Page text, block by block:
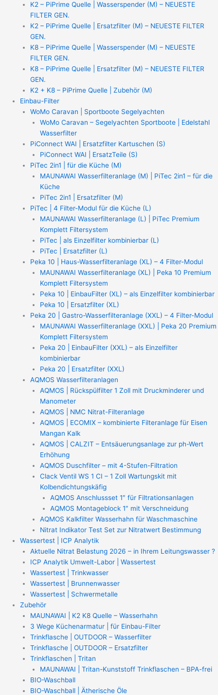
K2 – PiPrime Quelle | Wasserspender (M) – NEUESTE
FILTER GEN.
K2 – PiPrime Quelle | Ersatzfilter (M) – NEUESTE FILTER
GEN.
K8 – PiPrime Quelle | Wasserspender (M) – NEUESTE
FILTER GEN.
K8 – PiPrime Quelle | Ersatzfilter (M) – NEUESTE FILTER
GEN.
K2 + K8 – PiPrime Quelle | Zubehör (M)
Einbau-Filter
WoMo Caravan | Sportboote Segelyachten
WoMo Caravan – Segelyachten Sportboote | Edelstahl
Wasserfilter
PiConnect WAI | Ersatzfilter Kartuschen (S)
PiConnect WAI | ErsatzTeile (S)
PiTec 2in1 | für die Küche (M)
MAUNAWAI Wasserfilteranlage (M) | PiTec 2in1 – für die
Küche
PiTec 2in1 | Ersatzfilter (M)
PiTec | 4 Filter-Modul für die Küche (L)
MAUNAWAI Wasserfilteranlage (L) | PiTec Premium
Komplett Filtersystem
PiTec | als Einzelfilter kombinierbar (L)
PiTec | Ersatzfilter (L)
Peka 10 | Haus-Wasserfilteranlage (XL) – 4 Filter-Modul
MAUNAWAI Wasserfilteranlage (XL) | Peka 10 Premium
Komplett Filtersystem
Peka 10 | EinbauFilter (XL) – als Einzelfilter kombinierbar
Peka 10 | Ersatzfilter (XL)
Peka 20 | Gastro-Wasserfilteranlage (XXL) – 4 Filter-Modul
MAUNAWAI Wasserfilteranlage (XXL) | Peka 20 Premium
Komplett Filtersystem
Peka 20 | EinbauFilter (XXL) – als Einzelfilter
kombinierbar
Peka 20 | Ersatzfilter (XXL)
AQMOS Wasserfilteranlagen
AQMOS | Rückspülfilter 1 Zoll mit Druckminderer und
Manometer
AQMOS | NMC Nitrat-Filteranlage
AQMOS | ECOMIX – kombinierte Filteranlage für Eisen
Mangan Kalk
AQMOS | CALZIT – Entsäuerungsanlage zur ph-Wert
Erhöhung
AQMOS Duschfilter – mit 4-Stufen-Filtration
Clack Ventil WS 1 CI – 1 Zoll Wartungskit mit
Kolbendichtungskäfig
AQMOS Anschlussset 1″ für Filtrationsanlagen
AQMOS Montageblock 1″ mit Verschneidung
AQMOS Kalkfilter Wasserhahn für Waschmaschine
Nitrat Indikator Test Set zur Nitratwert Bestimmung
Wassertest | ICP Analytik
Aktuelle Nitrat Belastung 2026 – in Ihrem Leitungswasser ?
ICP Analytik Umwelt-Labor | Wassertest
Wassertest | Trinkwasser
Wassertest | Brunnenwasser
Wassertest | Schwermetalle
Zubehör
MAUNAWAI | K2 K8 Quelle – Wasserhahn
3 Wege Küchenarmatur | für Einbau-Filter
Trinkflasche | OUTDOOR – Wasserfilter
Trinkflasche | OUTDOOR – Ersatzfilter
Trinkflaschen | Tritan
MAUNAWAI | Tritan-Kunststoff Trinkflaschen – BPA-frei
BIO-Waschball
BIO-Waschball | Ätherische Öle